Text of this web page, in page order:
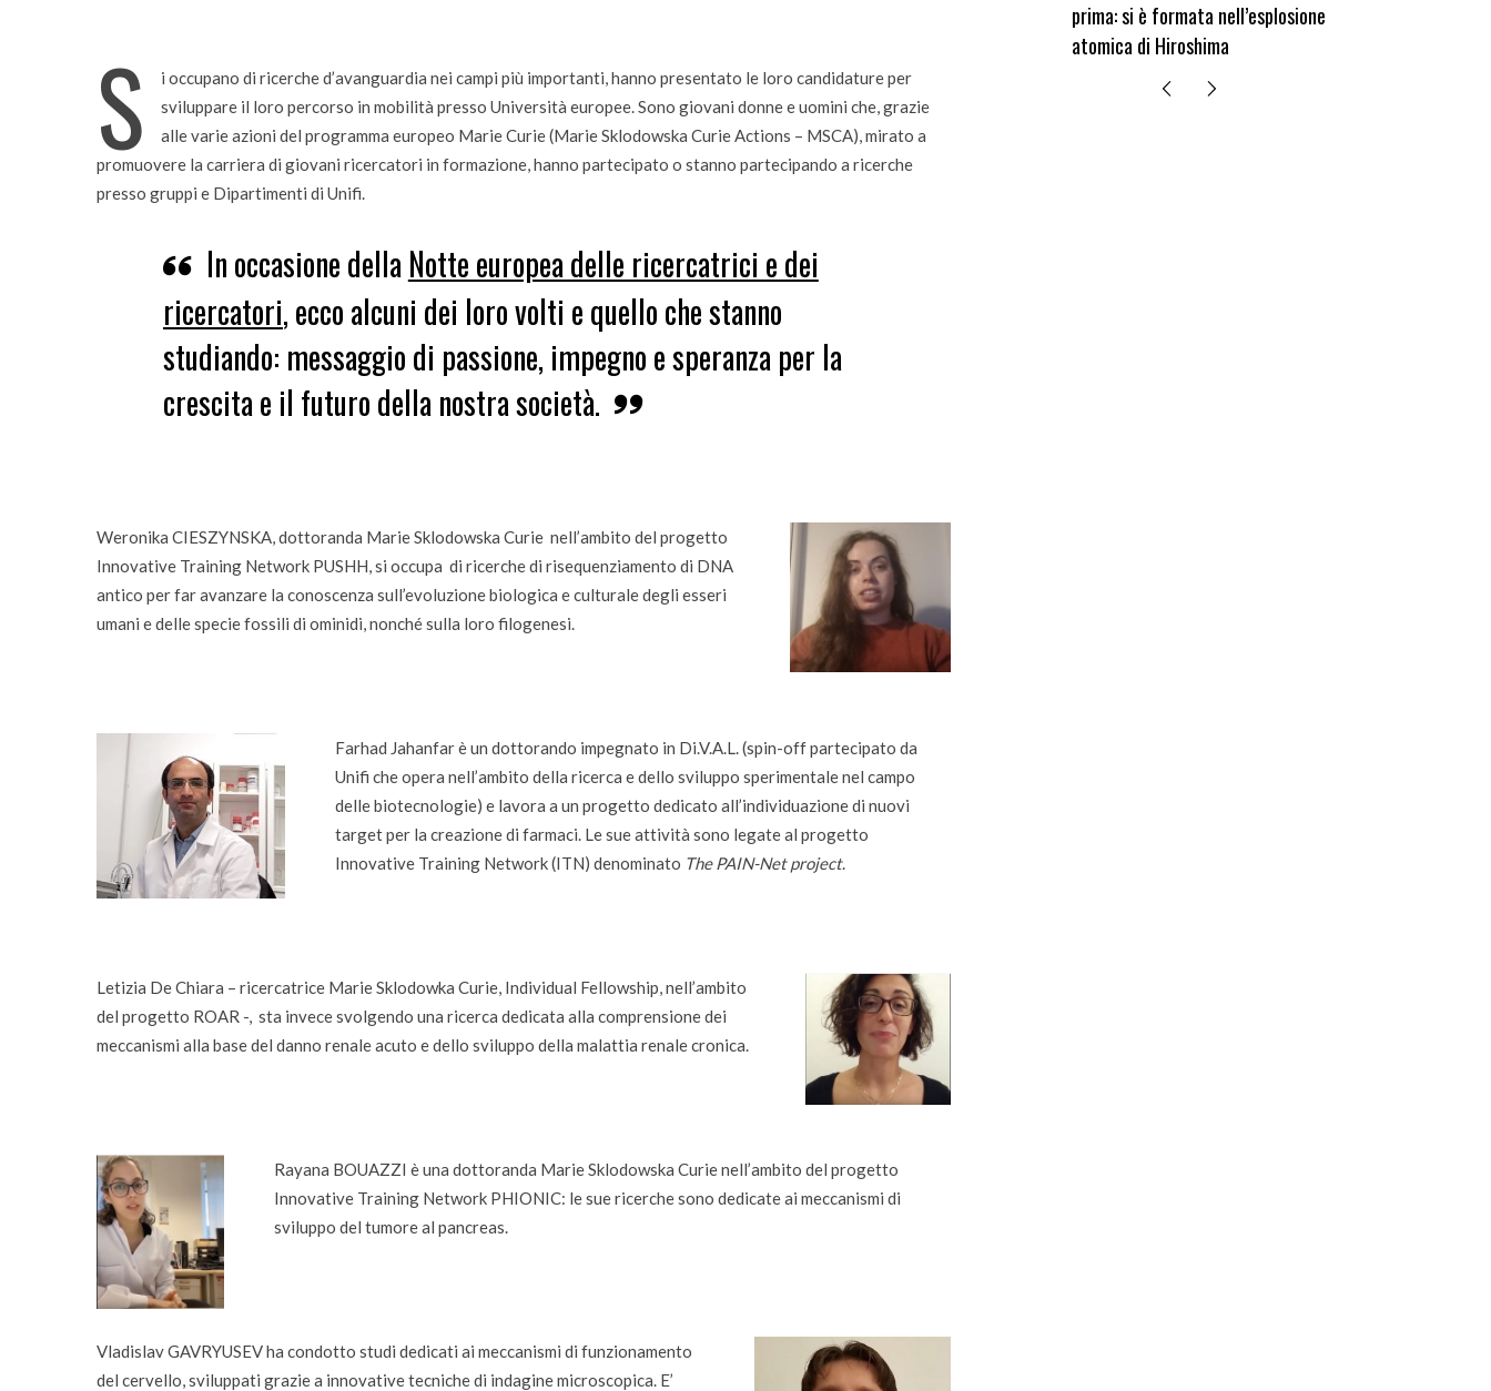
S
i occupano di ricerche d’avanguardia nei campi più importanti, hanno presentato le loro candidature per
sviluppare il loro percorso in mobilità presso Università europee. Sono giovani donne e uomini che, grazie
alle varie azioni del programma europeo Marie Curie (Marie Sklodowska Curie Actions – MSCA), mirato a
promuovere la carriera di giovani ricercatori in formazione, hanno partecipato o stanno partecipando a ricerche
presso gruppi e Dipartimenti di Unifi.
In occasione della Notte europea delle ricercatrici e dei
ricercatori, ecco alcuni dei loro volti e quello che stanno
studiando: messaggio di passione, impegno e speranza per la
crescita e il futuro della nostra società.
Weronika CIESZYNSKA, dottoranda Marie Sklodowska Curie nell’ambito del progetto
Innovative Training Network PUSHH, si occupa di ricerche di risequenziamento di DNA
antico per far avanzare la conoscenza sull’evoluzione biologica e culturale degli esseri
umani e delle specie fossili di ominidi, nonché sulla loro filogenesi.
Farhad Jahanfar è un dottorando impegnato in Di.V.A.L. (spin-off partecipato da
Unifi che opera nell’ambito della ricerca e dello sviluppo sperimentale nel campo
delle biotecnologie) e lavora a un progetto dedicato all’individuazione di nuovi
target per la creazione di farmaci. Le sue attività sono legate al progetto
Innovative Training Network (ITN) denominato The PAIN-Net project.
Letizia De Chiara – ricercatrice Marie Sklodowka Curie, Individual Fellowship, nell’ambito
del progetto ROAR -, sta invece svolgendo una ricerca dedicata alla comprensione dei
meccanismi alla base del danno renale acuto e dello sviluppo della malattia renale cronica.
Rayana BOUAZZI è una dottoranda Marie Sklodowska Curie nell’ambito del progetto
Innovative Training Network PHIONIC: le sue ricerche sono dedicate ai meccanismi di
sviluppo del tumore al pancreas.
Vladislav GAVRYUSEV ha condotto studi dedicati ai meccanismi di funzionamento
del cervello, sviluppati grazie a innovative tecniche di indagine microscopica. E’
prima: si è formata nell’esplosione
atomica di Hiroshima